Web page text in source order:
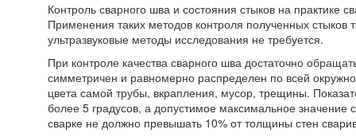
Контроль сварного шва и состояния стыков на практике
Применения таких методов контроля полученных
ультразвуковые методы исследования не требуется.
При контроле качества сварного шва достаточно
симметричен и равномерно распределен по всей
цвета самой трубы, вкрапления, мусор, трещины.
более 5 градусов, а допустимое максимальное
сварке не должно превышать 10% от толщины стен